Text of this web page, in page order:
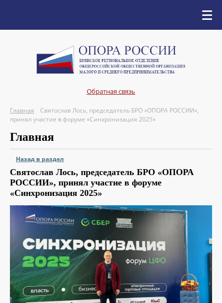
Обратная связь
Главная
Святослав Лось, председатель БРО «ОПОРА РОССИИ»,
принял участие в форуме «Синхронизация 2025»
Главная
Назад в раздел
Святослав Лось, председатель БРО «ОПОРА
РОССИИ», принял участие в форуме
«Синхронизация 2025»